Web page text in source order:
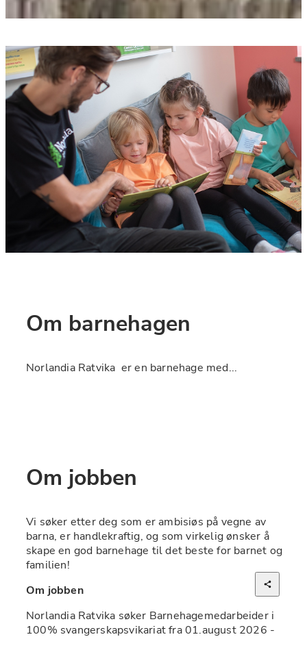
Om barnehagen
Norlandia Ratvika  er en barnehage med...
Om jobben
Vi søker etter deg som er ambisiøs på vegne av
barna, er handlekraftig, og som virkelig ønsker å
skape en god barnehage til det beste for barnet og
familien!
Om jobben
Norlandia Ratvika søker Barnehagemedarbeider i
100% svangerskapsvikariat fra 01.august 2026 -